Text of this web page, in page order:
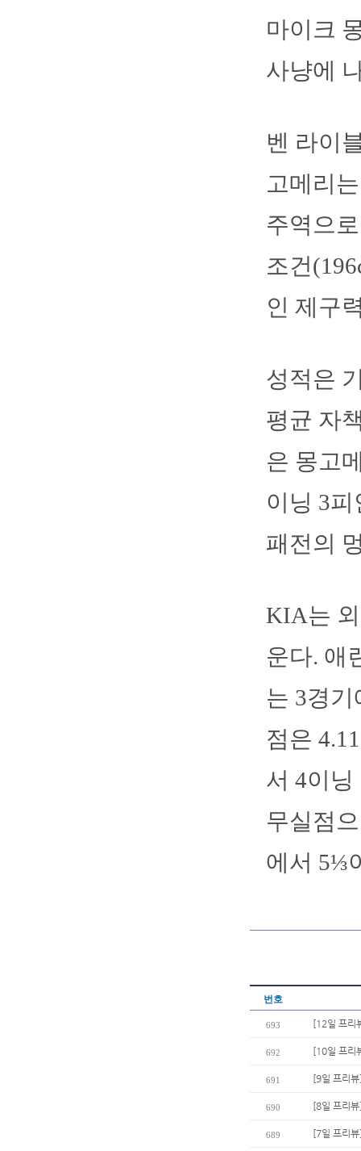
마이크
사냥에
벤 라이
고메리
주역으
조건
인 제구
성적은
평균 자
은 몽고
이닝 3
패전의
KIA는
운다. 애
는 3경
점은
서 4이
무실점
에서 5⅓
번호
693 [12일 프리
692 [10일 프리
691 [9일 프리
690 [8일 프리
689 [7일 프리